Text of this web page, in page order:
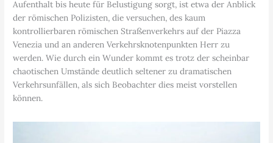
Aufenthalt bis heute für Belustigung sorgt, ist etwa der Anblick
der römischen Polizisten, die versuchen, des kaum
kontrollierbaren römischen Straßenverkehrs auf der Piazza
Venezia und an anderen Verkehrsknotenpunkten Herr zu
werden. Wie durch ein Wunder kommt es trotz der scheinbar
chaotischen Umstände deutlich seltener zu dramatischen
Verkehrsunfällen, als sich Beobachter dies meist vorstellen
können.